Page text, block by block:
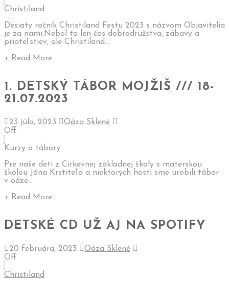
Christiland
Desiaty ročník Christiland Festu 2023 s názvom Objavitelia
je za nami.Nebol to len čas dobrodružstva, zábavy a
priateľstiev, ale Christiland...
+ Read More
1. DETSKÝ TÁBOR MOJŽIŠ /// 18-
21.07.2023
23 júla, 2023
Oáza Sklené
Off
Kurzy a tábory
Pre naše deti z Cirkevnej základnej školy s materskou
školou Jána Krstiteľa a niektorých hostí sme urobili tábor
v oáze...
+ Read More
DETSKÉ CD UŽ AJ NA SPOTIFY
20 februára, 2023
Oáza Sklené
Off
Christiland